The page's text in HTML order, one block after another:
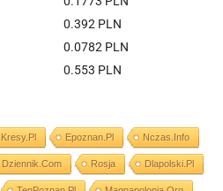
0.392 PLN
0.0782 PLN
0.553 PLN
Kresy.pl Epoznan.pl Nczas.info
Dziennik.com Rosja Dlapolski.pl